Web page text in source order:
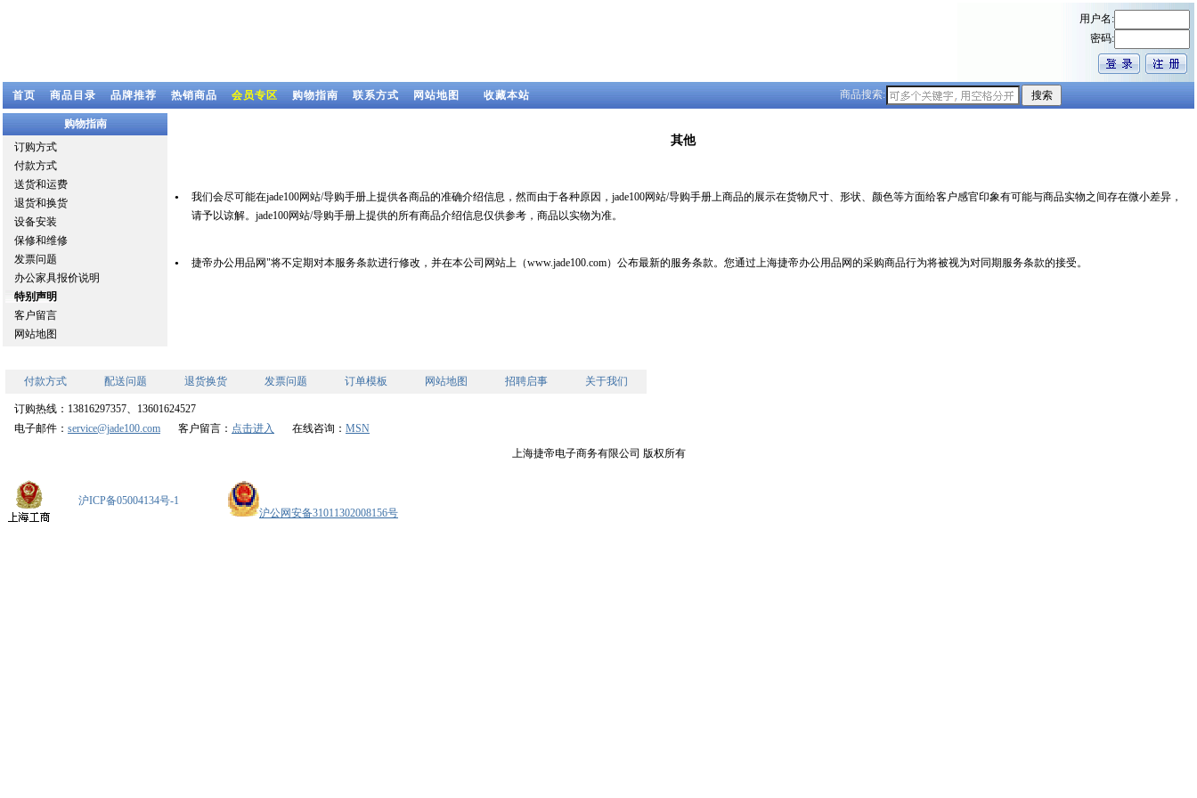
用户名:
密码:
首页 商品目录 品牌推荐 热销商品 会员专区 购物指南 联系方式 网站地图 收藏本站 商品搜索:
购物指南
订购方式
付款方式
送货和运费
退货和换货
设备安装
保修和维修
发票问题
办公家具报价说明
特别声明
客户留言
网站地图
其他
●
我们会尽可能在jade100网站/导购手册上提供各商品的准确介绍信息，然而由于各种原因，jade100网站/导购手册上商品的展示在货物尺寸、形状、颜色等方面给客户感官印象有可能与商品实物之间存在微小差异，
请予以谅解。jade100网站/导购手册上提供的所有商品介绍信息仅供参考，商品以实物为准。
● 捷帝办公用品网"将不定期对本服务条款进行修改，并在本公司网站上（www.jade100.com）公布最新的服务条款。您通过上海捷帝办公用品网的采购商品行为将被视为对同期服务条款的接受。
付款方式 配送问题 退货换货 发票问题 订单模板 网站地图 招聘启事 关于我们
订购热线：13816297357、13601624527
电子邮件： service@jade100.com 客户留言： 点击进入 在线咨询： MSN
上海捷帝电子商务有限公司 版权所有
沪ICP备05004134号-1
沪公网安备31011302008156号